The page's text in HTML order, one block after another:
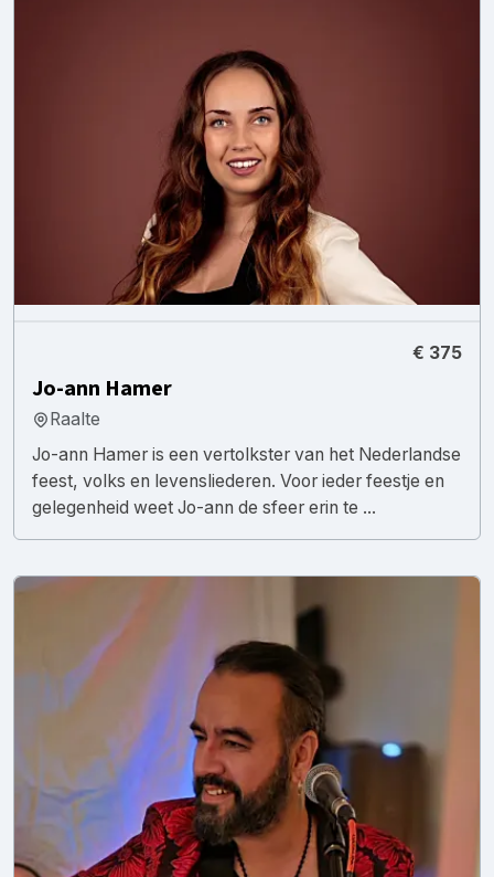
€ 375
Jo-ann Hamer
Raalte
Jo-ann Hamer is een vertolkster van het Nederlandse
feest, volks en levensliederen. Voor ieder feestje en
gelegenheid weet Jo-ann de sfeer erin te ...